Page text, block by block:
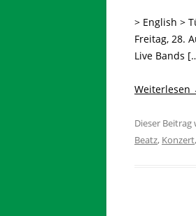
> English >
Freitag, 28.
Live Bands
Weiterlesen
Dieser Beitrag
Beatz, Konzert,